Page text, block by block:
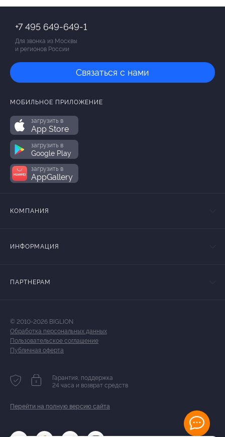
+7 495 649-649-1
Для звонка из Москвы
и регионов России
Связаться с нами
МОБИЛЬНОЕ ПРИЛОЖЕНИЕ
загрузить в
App Store
загрузить в
Google Play
загрузить в
AppGallery
КОМПАНИЯ
ИНФОРМАЦИЯ
ПАРТНЕРАМ
© 2010-2026 BIGLION
Обработка персональных данных
Пользовательское соглашение
Публичная оферта
Гарантия, поддержка
24 часа и возврат средств
Перейти на полную версию сайта